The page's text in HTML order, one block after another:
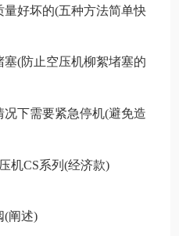
好坏的(五种方法简单快
(防止空压机柳絮堵塞的
下需要紧急停机(避免造
机CS系列(经济款)
(阐述)